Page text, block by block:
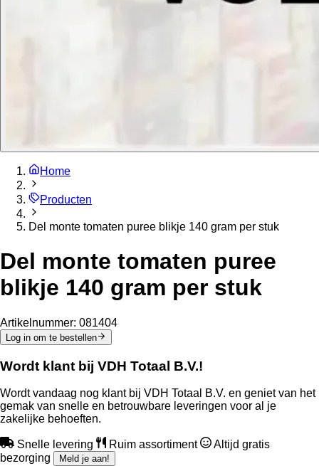
Home
Producten
Del monte tomaten puree blikje 140 gram per stuk
Del monte tomaten puree
blikje 140 gram per stuk
Artikelnummer: 081404
Log in om te bestellen
Wordt klant bij VDH Totaal B.V.!
Wordt vandaag nog klant bij VDH Totaal B.V. en geniet van het
gemak van snelle en betrouwbare leveringen voor al je
zakelijke behoeften.
Snelle levering Ruim assortiment
Altijd gratis
bezorging
Meld je aan!